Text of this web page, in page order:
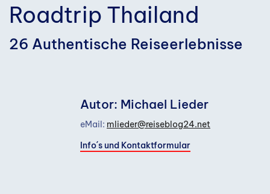
Roadtrip Thailand
26 Authentische Reiseerlebnisse
Autor: Michael Lieder
eMail: mlieder@reiseblog24.net
Info´s und Kontaktformular